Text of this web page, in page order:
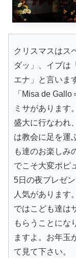
クリスマスはス
ダッ」、イブは
エナ」と言いま
「Misa de
ミサがあります
盛大に行なわれ
は教会に足を運
も達のお楽しみ
でこそ大変ポピ
5日の夜プレゼ
人気があります
ではこども達は
もらうことにな
ますよ。お年玉
て見て下さい。